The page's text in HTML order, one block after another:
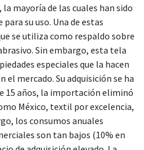
mayoría de las cuales han sido
su uso. Una de estas
se utiliza como respaldo sobre
Sin embargo, esta tela
especiales que la hacen
el mercado. Su adquisición se ha
15 años, la importación eliminó
México, textil por excelencia,
los consumos anuales
son tan bajos (10% en